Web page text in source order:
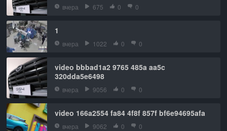
вчера 675 0 0
1
вчера 1022 0 0
video bbbad1a2 9765 485a aa5c
320dda5e6498
вчера 9056 0 0
video 166a2554 fa84 4f8f 857f bf6e94695afa
вчера 9062 0 0